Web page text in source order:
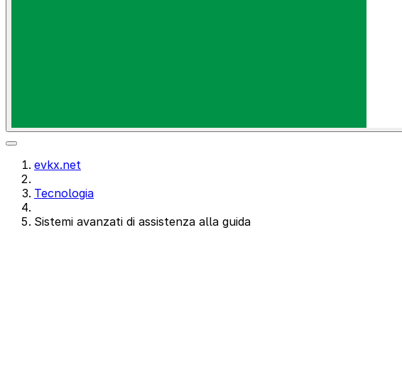
evkx.net
Tecnologia
Sistemi avanzati di assistenza alla guida